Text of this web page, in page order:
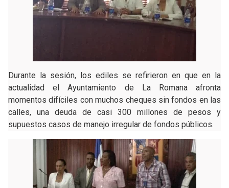
Durante la sesión, los ediles se refirieron en que en la
actualidad el Ayuntamiento de La Romana afronta
momentos difíciles con muchos cheques sin fondos en las
calles, una deuda de casi 300 millones de pesos y
supuestos casos de manejo irregular de fondos públicos.